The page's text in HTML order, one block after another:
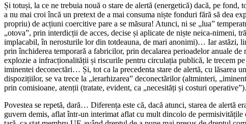
Și totuși, la ce ne trebuia nouă o stare de alertă (energetică) dacă, pe
a nu mai croi încă un pretext de a mai consuma niște fonduri fără să dea
propriu) de acțiuni coercitive pare a se măsura! Atunci, ni se „lua”
„otova”, prin interdicții de acces, decise și aplicate de niște neica-
implacabil, în nerosturile lor din totdeauna, de mari anonimi)… Iar astăzi,
prin închiderea temporară a fabricilor, prin decalarea perioadelor anuale
explozie a infracționalității și riscurile pentru circulația publică, le trecem
iminentei deconectări… Și, tot ca la precedenta stare de alertă, cu lăsarea
dispozițiilor, se va trece la „ierarhizarea” deconectărilor (altminteri,
prin comisioane, atenții (tratate, evident, ca „necesități și costuri
Povestea se repetă, dară… Diferența este că, dacă atunci, starea de alertă
guvern demis, aflat într-un interimat aflat cu mult dincolo de